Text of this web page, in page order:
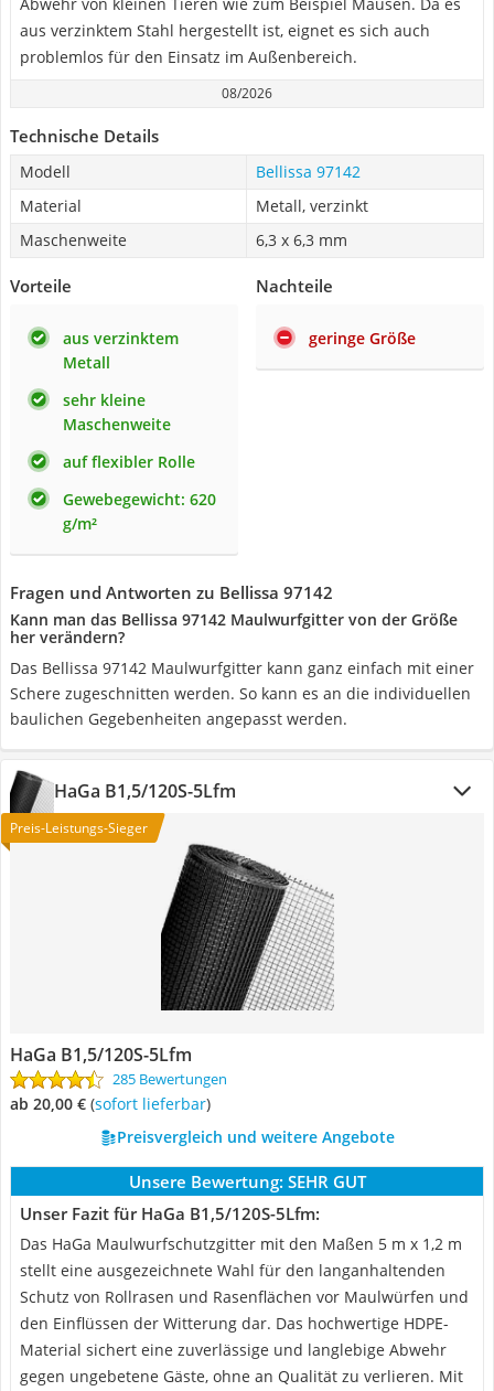
aus verzinktem Stahl hergestellt ist, eignet es sich auch
problemlos für den Einsatz im Außenbereich.
08/2026
Technische Details
Modell
Bellissa 97142
Material
Metall, verzinkt
Maschenweite
6,3 x 6,3 mm
Vorteile
aus verzinktem
Metall
sehr kleine
Maschenweite
auf flexibler Rolle
Gewebegewicht: 620
g/m²
Nachteile
geringe Größe
Fragen und Antworten zu Bellissa 97142
Kann man das Bellissa 97142 Maulwurfgitter von der Größe
her verändern?
Das Bellissa 97142 Maulwurfgitter kann ganz einfach mit einer
Schere zugeschnitten werden. So kann es an die individuellen
baulichen Gegebenheiten angepasst werden.
HaGa B1,5/120S-5Lfm
Preis-Leistungs-Sieger
HaGa B1,5/120S-5Lfm
285 Bewertungen
ab 20,00 € ( Sofort lieferbar)
Preisvergleich und weitere Angebote
Unsere Bewertung: SEHR GUT
Unser Fazit für HaGa B1,5/120S-5Lfm:
Das HaGa Maulwurfschutzgitter mit den Maßen 5 m x 1,2 m
stellt eine ausgezeichnete Wahl für den langanhaltenden
Schutz von Rollrasen und Rasenflächen vor Maulwürfen und
den Einflüssen der Witterung dar. Das hochwertige HDPE-
Material sichert eine zuverlässige und langlebige Abwehr
gegen ungebetene Gäste, ohne an Qualität zu verlieren. Mit